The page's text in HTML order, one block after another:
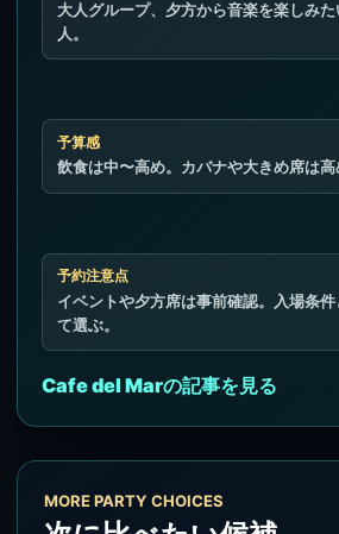
大人グループ、夕方から音楽を楽しみ
人。
予算感
飲食は中〜高め。カバナや大きめ席は高
予約注意点
イベントや夕方席は事前確認。入場条
て選ぶ。
Cafe del Marの記事を見る
MORE PARTY CHOICES